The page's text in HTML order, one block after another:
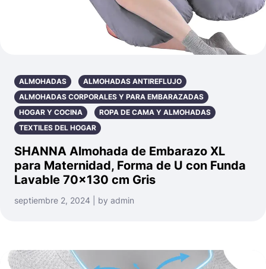
ALMOHADAS
ALMOHADAS ANTIREFLUJO
ALMOHADAS CORPORALES Y PARA EMBARAZADAS
HOGAR Y COCINA
ROPA DE CAMA Y ALMOHADAS
TEXTILES DEL HOGAR
SHANNA Almohada de Embarazo XL
para Maternidad, Forma de U con Funda
Lavable 70×130 cm Gris
septiembre 2, 2024 | by admin